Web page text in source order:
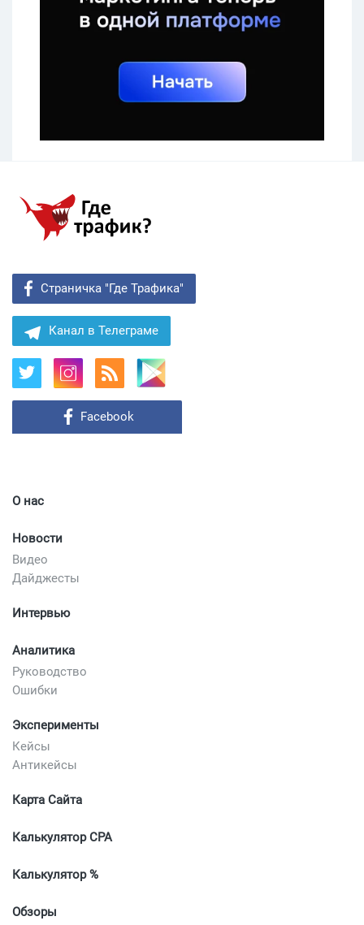
Страничка "Где Трафика"
Канал в Телеграме
О нас
Новости
Видео
Дайджесты
Интервью
Аналитика
Руководство
Ошибки
Эксперименты
Кейсы
Антикейсы
Карта Сайта
Калькулятор CPA
Калькулятор %
Обзоры
Facebook